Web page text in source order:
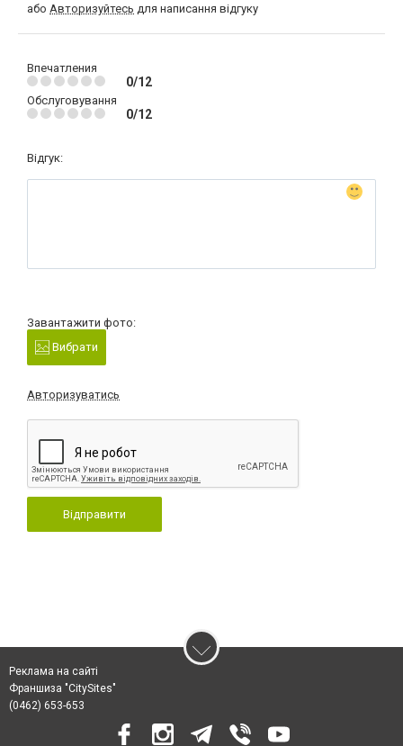
або Авторизуйтесь для написання відгуку
Впечатления
0/12
Обслуговування
0/12
Відгук:
Завантажити фото:
Вибрати
Авторизуватись
Відправити
Реклама на сайті
Франшиза "CitySites"
(0462) 653-653